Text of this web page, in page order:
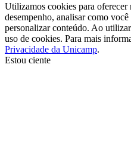
Utilizamos cookies para
desempenho, analisar como
personalizar conteúdo. Ao
uso de cookies. Para mais
Privacidade da Unicamp.
Estou ciente